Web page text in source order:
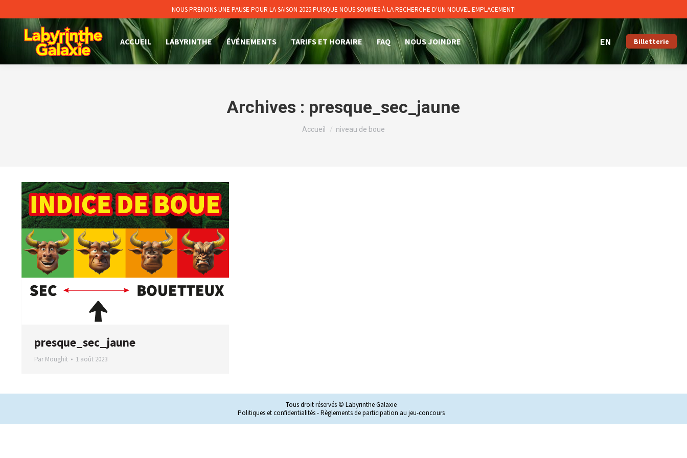
NOUS PRENONS UNE PAUSE POUR LA SAISON 2025 PUISQUE NOUS SOMMES À LA RECHERCHE D'UN NOUVEL EMPLACEMENT!
ACCUEIL LABYRINTHE ÉVÉNEMENTS TARIFS ET HORAIRE FAQ NOUS JOINDRE Billetterie
Archives : presque_sec_jaune
Vous êtes ici :
Accueil niveau de boue
presque_sec_jaune
Par Moughit 1 août 2023
Tous droit réservés © Labyrinthe Galaxie
Politiques et confidentialités-Règlements de participation au jeu-concours